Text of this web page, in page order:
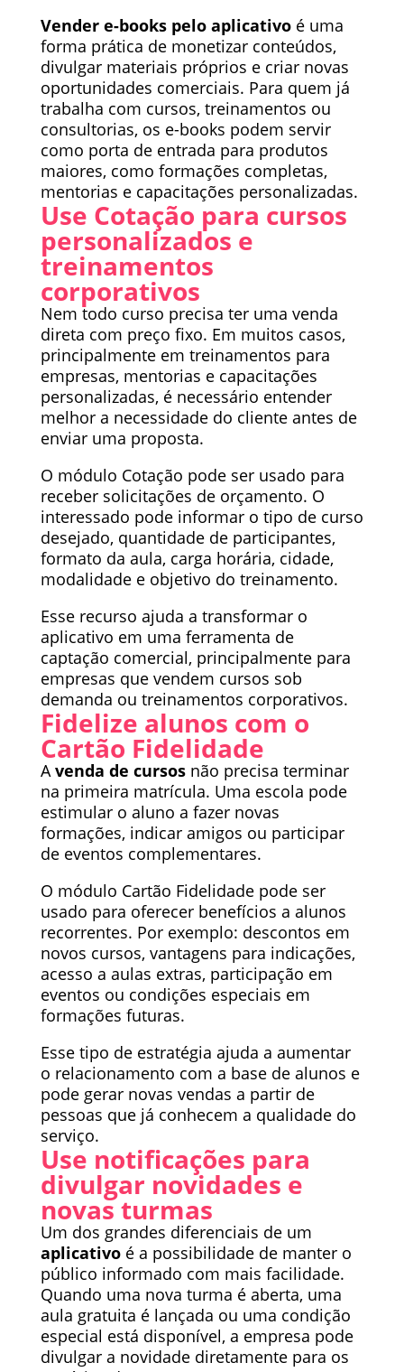
Vender e-books pelo aplicativoé uma
forma prática de monetizar conteúdos,
divulgar materiais próprios e criar novas
oportunidades comerciais. Para quem já
trabalha com cursos, treinamentos ou
consultorias, os e-books podem servir
como porta de entrada para produtos
maiores, como formações completas,
mentorias e capacitações personalizadas.
Use Cotação para cursos
personalizados e
treinamentos
corporativos
Nem todo curso precisa ter uma venda
direta com preço fixo. Em muitos casos,
principalmente em treinamentos para
empresas, mentorias e capacitações
personalizadas, é necessário entender
melhor a necessidade do cliente antes de
enviar uma proposta.
O módulo Cotação pode ser usado para
receber solicitações de orçamento. O
interessado pode informar o tipo de curso
desejado, quantidade de participantes,
formato da aula, carga horária, cidade,
modalidade e objetivo do treinamento.
Esse recurso ajuda a transformar o
aplicativo em uma ferramenta de
captação comercial, principalmente para
empresas que vendem cursos sob
demanda ou treinamentos corporativos.
Fidelize alunos com o
Cartão Fidelidade
A venda de cursosnão precisa terminar
na primeira matrícula. Uma escola pode
estimular o aluno a fazer novas
formações, indicar amigos ou participar
de eventos complementares.
O módulo Cartão Fidelidade pode ser
usado para oferecer benefícios a alunos
recorrentes. Por exemplo: descontos em
novos cursos, vantagens para indicações,
acesso a aulas extras, participação em
eventos ou condições especiais em
formações futuras.
Esse tipo de estratégia ajuda a aumentar
o relacionamento com a base de alunos e
pode gerar novas vendas a partir de
pessoas que já conhecem a qualidade do
serviço.
Use notificações para
divulgar novidades e
novas turmas
Um dos grandes diferenciais de um
aplicativoé a possibilidade de manter o
público informado com mais facilidade.
Quando uma nova turma é aberta, uma
aula gratuita é lançada ou uma condição
especial está disponível, a empresa pode
divulgar a novidade diretamente para os